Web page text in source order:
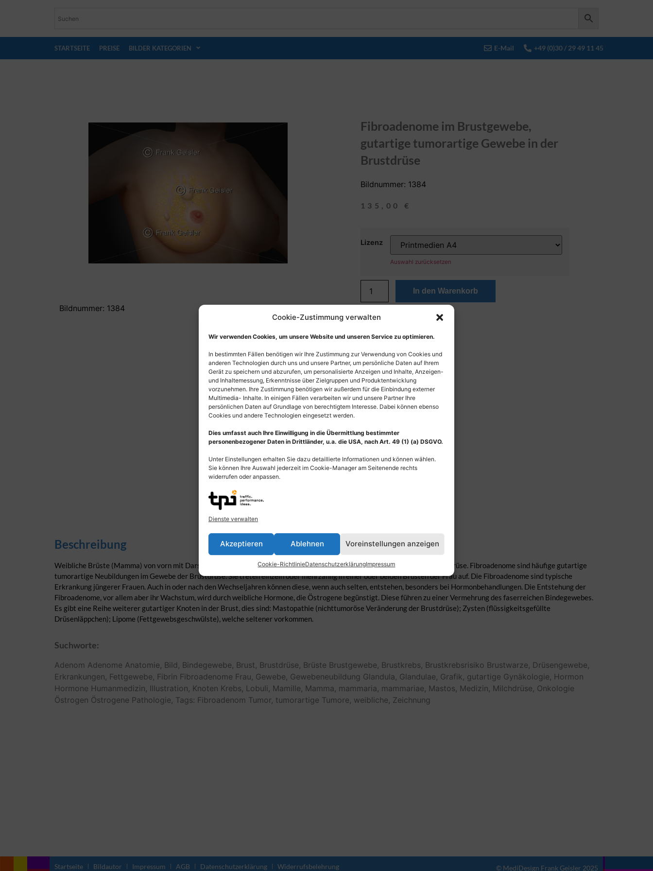
Cookie-Zustimmung verwalten
Wir verwenden Cookies, um unsere Website und unseren Service zu optimieren.
In bestimmten Fällen benötigen wir Ihre Zustimmung zur Verwendung von Cookies und
anderen Technologien durch uns und unsere Partner, um persönliche Daten auf Ihrem
Gerät zu speichern und abzurufen, um personalisierte Anzeigen und Inhalte, Anzeigen-
und Inhaltemessung, Erkenntnisse über Zielgruppen und Produktentwicklung
vorzunehmen. Ihre Zustimmung benötigen wir außerdem für die Einbindung externer
Multimedia- Inhalte. In einigen Fällen verarbeiten wir und unsere Partner Ihre
persönlichen Daten auf Grundlage von berechtigtem Interesse. Dabei können ebenso
Cookies und andere Technologien eingesetzt werden.
Dies umfasst auch Ihre Einwilligung in die Übermittlung bestimmter
personenbezogener Daten in Drittländer, u.a. die USA, nach Art. 49 (1) (a) DSGVO.
Unter Einstellungen erhalten Sie dazu detaillierte Informationen und können wählen.
Sie können Ihre Auswahl jederzeit im Cookie-Manager am Seitenende rechts
widerrufen oder anpassen.
Dienste verwalten
Akzeptieren Ablehnen Voreinstellungen anzeigen
Cookie-RichtlinieDatenschutzerklärungImpressum
STARTSEITE PREISE BILDER KATEGORIEN E-Mail +49 (0)30 / 29 49 11 45
Bildnummer: 1384
Fibroadenome im Brustgewebe,
gutartige tumorartige Gewebe in der
Brustdrüse
Bildnummer: 1384
135,00 €
Lizenz
Auswahl zurücksetzen
In den Warenkorb
Beschreibung
Weibliche Brüste (Mamma) von vorn mit Darstellung zweier Fibroadenome – gutartiges tumorartiges Gewebe – in der Brustdrüse. Fibroadenome sind häufige gutartige
tumorartige Neubildungen im Gewebe der Brustdrüse. Sie treten einzeln oder mehrzählig in einer oder beiden Brüsten der Frau auf. Die Fibroadenome sind typische
Erkrankung jüngerer Frauen. Auch in oder nach den Wechseljahren können diese, wenn auch selten, entstehen, besonders bei Hormonbehandlungen. Die Entstehung der
Fibroadenome, vor allem aber ihr Wachstum, wird durch weibliche Hormone, die Östrogene begünstigt. Diese führen zu einer Vermehrung des faserreichen Bindegewebes.
Es gibt eine Reihe weiterer gutartiger Knoten in der Brust, dies sind: Mastopathie (nichttumoröse Veränderung der Brustdrüse); Zysten (flüssigkeitsgefüllte
Drüsenläppchen); Lipome (Fettgewebsgeschwülste), welche seltener vorkommen.
Suchworte:
Adenom Adenome Anatomie, Bild, Bindegewebe, Brust, Brustdrüse, Brüste Brustgewebe, Brustkrebs, Brustkrebsrisiko Brustwarze, Drüsengewebe,
Erkrankungen, Fettgewebe, Fibrin Fibroadenome Frau, Gewebe, Gewebeneubildung Glandula, Glandulae, Grafik, gutartige Gynäkologie, Hormon
Hormone Humanmedizin, Illustration, Knoten Krebs, Lobuli, Mamille, Mamma, mammaria, mammariae, Mastos, Medizin, Milchdrüse, Onkologie
Östrogen Östrogene Pathologie, Tags: Fibroadenom Tumor, tumorartige Tumore, weibliche, Zeichnung
Startseite Bildautor Impressum AGB Datenschutzerklärung Widerrufsbelehrung © MediDesign Frank Geisler 2025